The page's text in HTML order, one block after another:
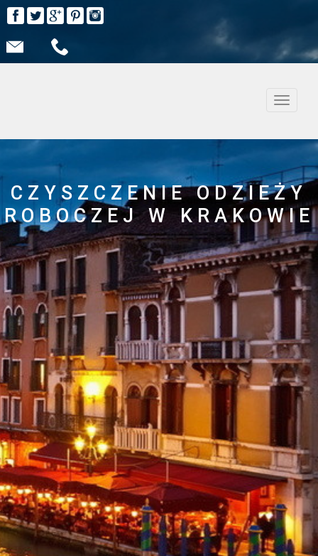
CZYSZCZENIE ODZIEŻY
ROBOCZEJ W KRAKOWIE